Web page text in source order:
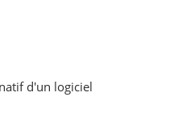
d'un logiciel